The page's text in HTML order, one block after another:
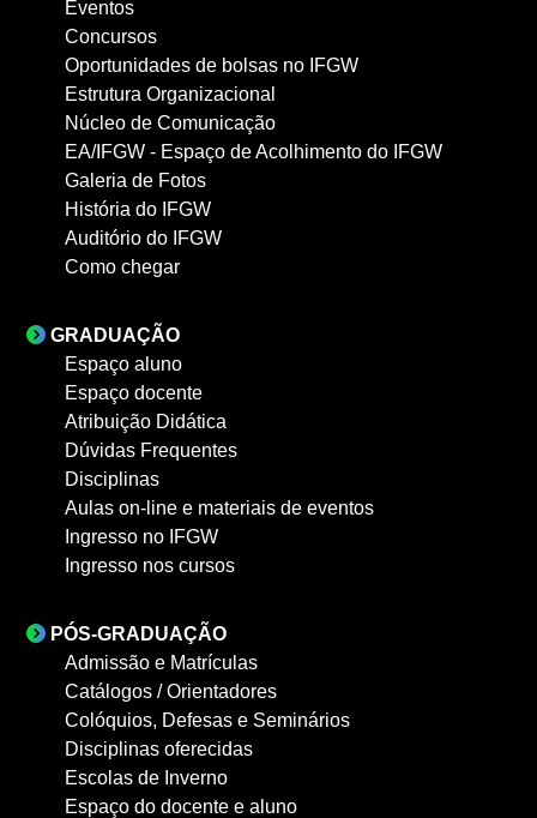
Eventos
Concursos
Oportunidades de bolsas no IFGW
Estrutura Organizacional
Núcleo de Comunicação
EA/IFGW - Espaço de Acolhimento do IFGW
Galeria de Fotos
História do IFGW
Auditório do IFGW
Como chegar
GRADUAÇÃO
Espaço aluno
Espaço docente
Atribuição Didática
Dúvidas Frequentes
Disciplinas
Aulas on-line e materiais de eventos
Ingresso no IFGW
Ingresso nos cursos
PÓS-GRADUAÇÃO
Admissão e Matrículas
Catálogos / Orientadores
Colóquios, Defesas e Seminários
Disciplinas oferecidas
Escolas de Inverno
Espaço do docente e aluno